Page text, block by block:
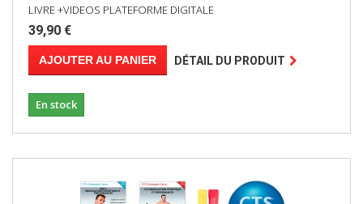
LIVRE +VIDEOS PLATEFORME DIGITALE
39,90 €
AJOUTER AU PANIER DÉTAIL DU PRODUIT
En stock